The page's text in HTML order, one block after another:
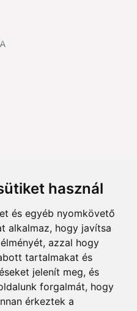
használ
és egyéb nyomkövető
alkalmaz, hogy javítsa
azzal hogy
tartalmakat és
jelenít meg, és
forgalmát, hogy
érkeztek a